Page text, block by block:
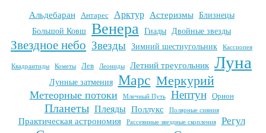
Альдебаран Антарес Арктур Астеризмы
Близнецы
Большой Ковш Венера Гиады Двойные звезды
Звездное небо Звезды Зимний шестиугольник Кассиопея
Квадрантиды Кометы Лев Леониды Летний треугольник Луна
Лунные затмения Марс Меркурий
Метеорные потоки Млечный Путь Нептун Орион
Планеты Плеяды Поллукс Полярные сияния
Практическая астрономия Рассеянные звездные скопления Регул